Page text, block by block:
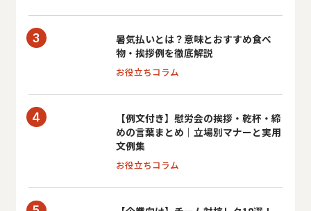
暑気払いとは？意味とおすすめ食べ
物・挨拶例を徹底解説
お役立ちコラム
【例文付き】慰労会の挨拶・乾杯・締
めの言葉まとめ｜立場別マナーと実用
文例集
お役立ちコラム